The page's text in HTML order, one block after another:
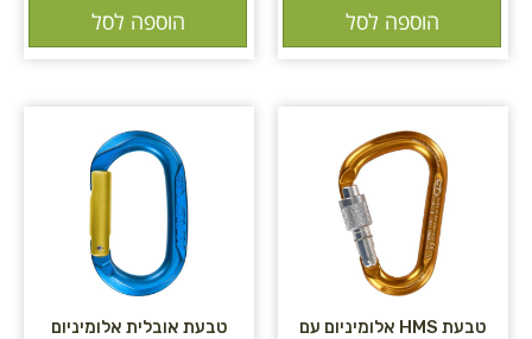
הוספה לסל הוספה לסל
טבעת HMS אלומיניום עם
טבעת אובלית אלומיניום